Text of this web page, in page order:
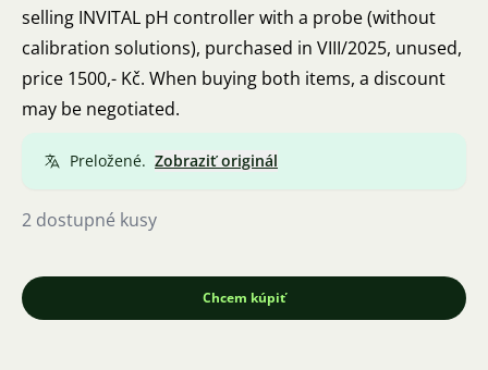
selling INVITAL pH controller with a probe (without
calibration solutions), purchased in VIII/2025, unused,
price 1500,- Kč. When buying both items, a discount
may be negotiated.
Preložené. Zobraziť originál
2 dostupné kusy
Chcem kúpiť